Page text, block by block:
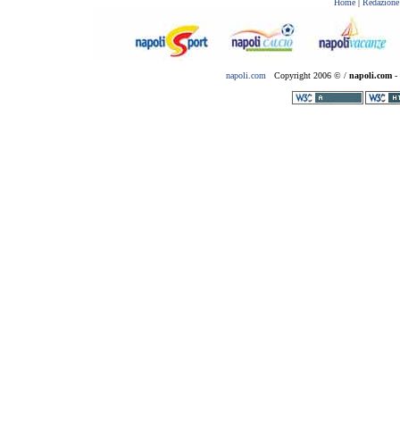
Home| Redazione
napoli.com Copyright 2006 © / napoli.com-